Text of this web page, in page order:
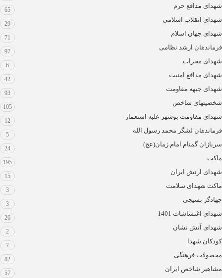
شهدای مدافع حرم
65
شهدای انقلاب اسلامی
29
شهدای جهان اسلام
71
فرماندهان ارشد نظامی
97
شهدای محراب
6
شهدای مدافع امنیت
42
شهدای جبهه مقاومت
93
شخصیتهای شاخص
105
شهدای مقاومت بوشهر علیه استعمار
12
فرماندهان لشگر محمد رسول الله
5
سربازان گمنام امام زمان(عج)
24
ماکت
195
شهدای ارتش ایران
15
ماکت شهدای سلامت
3
جهادگر بسیجی
3
شهدای اغتشاشات 1401
26
شهدای آتش نشان
2
کودکان شهدا
7
محصولات فرهنگی
82
مشاهیر شاخص ایران
57